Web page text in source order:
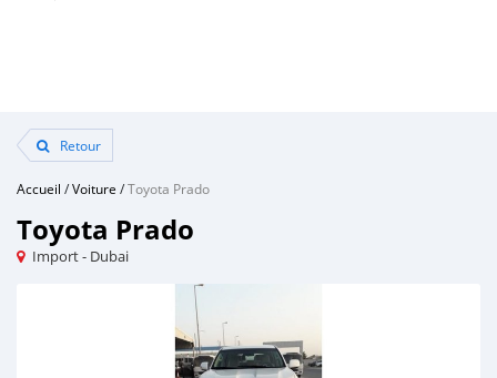
Retour
Accueil /Voiture /Toyota Prado
Toyota Prado
Import - Dubai